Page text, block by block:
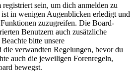
sein, um dich anmelden zu
in wenigen Augenblicken erledigt und
zuzugreifen. Die Board-
Benutzern auch zusätzliche
bitte unsere
verwandten Regelungen, bevor du
auch die jeweiligen Forenregeln,
bewegst.